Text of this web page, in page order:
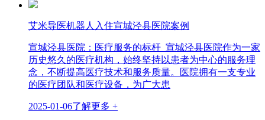
艾米导医机器人入住宣城泾县医院案例
宣城泾县医院：医疗服务的标杆 宣城泾县医院作为一家
历史悠久的医疗机构，始终坚持以患者为中心的服务理
念，不断提高医疗技术和服务质量。医院拥有一支专业
的医疗团队和医疗设备，为广大患
2025-01-06了解更多 +